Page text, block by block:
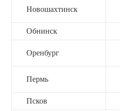
Новошахтинск
Обнинск
Оренбург
Пермь
Псков